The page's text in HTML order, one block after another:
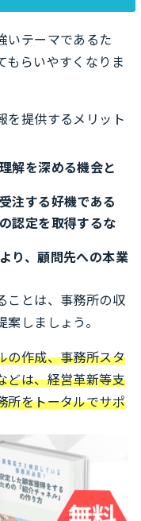
いテーマであるた
もらいやすくなりま
を提供するメリット
解を深める機会と
注する好機である
認定を取得するな
り、顧問先への本業
ことは、事務所の収
しましょう。
の作成、事務所スタ
どは、経営革新等支
所をトータルでサポ